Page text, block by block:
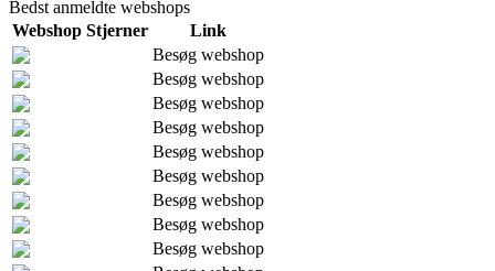
Bedst anmeldte webshops
Webshop Stjerner
Link
Besøg webshop
Besøg webshop
Besøg webshop
Besøg webshop
Besøg webshop
Besøg webshop
Besøg webshop
Besøg webshop
Besøg webshop